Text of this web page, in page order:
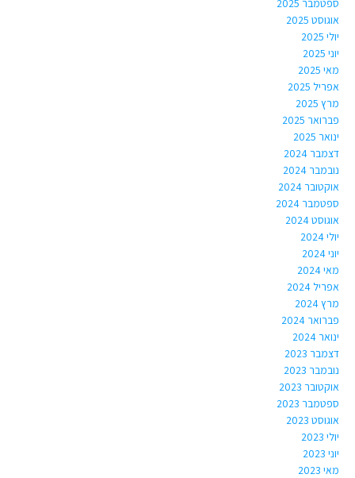
ספטמבר 2025
אוגוסט 2025
יולי 2025
יוני 2025
מאי 2025
אפריל 2025
מרץ 2025
פברואר 2025
ינואר 2025
דצמבר 2024
נובמבר 2024
אוקטובר 2024
ספטמבר 2024
אוגוסט 2024
יולי 2024
יוני 2024
מאי 2024
אפריל 2024
מרץ 2024
פברואר 2024
ינואר 2024
דצמבר 2023
נובמבר 2023
אוקטובר 2023
ספטמבר 2023
אוגוסט 2023
יולי 2023
יוני 2023
מאי 2023